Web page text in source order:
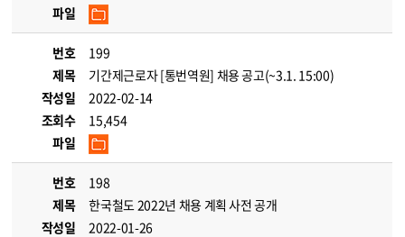
파일
번호
199
제목
기간제근로자 [통번역원] 채용 공고(~3.1. 15:00)
작성일
2022-02-14
조회수
15,454
파일
번호
198
제목
한국철도 2022년 채용 계획 사전 공개
작성일
2022-01-26